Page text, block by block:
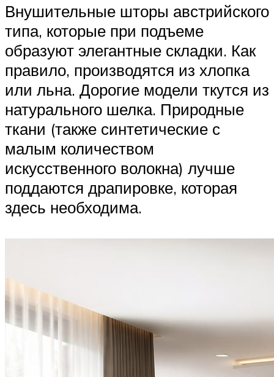
Внушительные шторы австрийского
типа, которые при подъеме
образуют элегантные складки. Как
правило, производятся из хлопка
или льна. Дорогие модели ткутся из
натурального шелка. Природные
ткани (также синтетические с
малым количеством
искусственного волокна) лучше
поддаются драпировке, которая
здесь необходима.